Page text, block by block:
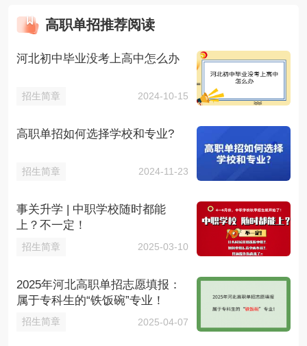
高职单招推荐阅读
河北初中毕业没考上高中怎么办
招生简章 2024-10-15
高职单招如何选择学校和专业?
招生简章 2024-11-23
事关升学 | 中职学校随时都能
上？不一定！
招生简章 2025-03-10
2025年河北高职单招志愿填报：
属于专科生的“铁饭碗”专业！
招生简章 2025-04-07